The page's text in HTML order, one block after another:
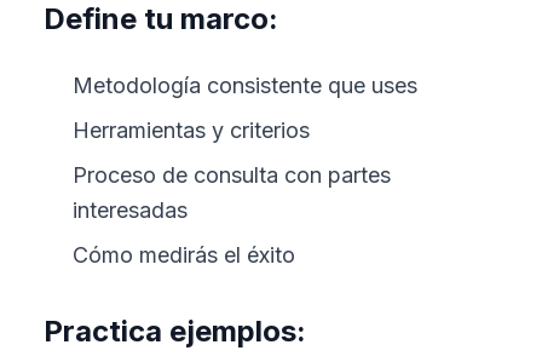
Define tu marco:
Metodología consistente que uses
Herramientas y criterios
Proceso de consulta con partes
interesadas
Cómo medirás el éxito
Practica ejemplos: